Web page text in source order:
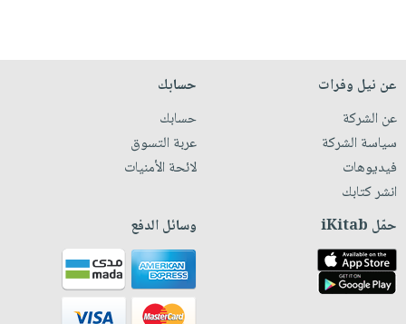
عن نيل وفرات
عن الشركة
سياسة الشركة
فيديوهات
انشر كتابك
حسابك
حسابك
عربة التسوق
لائحة الأمنيات
حمّل iKitab وسائل الدفع